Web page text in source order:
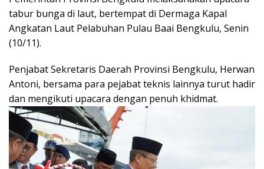
tabur bunga di laut, bertempat di Dermaga Kapal
Angkatan Laut Pelabuhan Pulau Baai Bengkulu, Senin
(10/11).
Penjabat Sekretaris Daerah Provinsi Bengkulu, Herwan
Antoni, bersama para pejabat teknis lainnya turut hadir
dan mengikuti upacara dengan penuh khidmat.